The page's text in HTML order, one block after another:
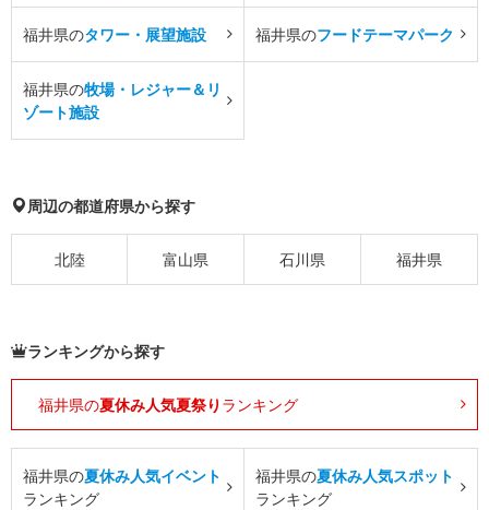
福井県のタワー・展望施設 福井県のフードテーマパーク
福井県の牧場・レジャー＆リ
ゾート施設
周辺の都道府県から探す
北陸 富山県 石川県 福井県
ランキングから探す
福井県の夏休み人気夏祭り ランキング
福井県の夏休み人気イベント
ランキング
福井県の夏休み人気スポット
ランキング